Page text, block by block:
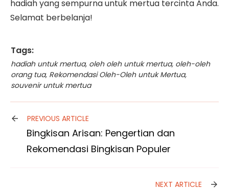
hadiah yang sempurna untuk mertua tercinta Anda.
Selamat berbelanja!
Tags:
hadiah untuk mertua, oleh oleh untuk mertua, oleh-oleh
orang tua, Rekomendasi Oleh-Oleh untuk Mertua,
souvenir untuk mertua
PREVIOUS ARTICLE
Bingkisan Arisan: Pengertian dan
Rekomendasi Bingkisan Populer
NEXT ARTICLE